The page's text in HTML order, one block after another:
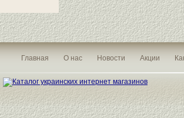
Главная О нас Новости Акции